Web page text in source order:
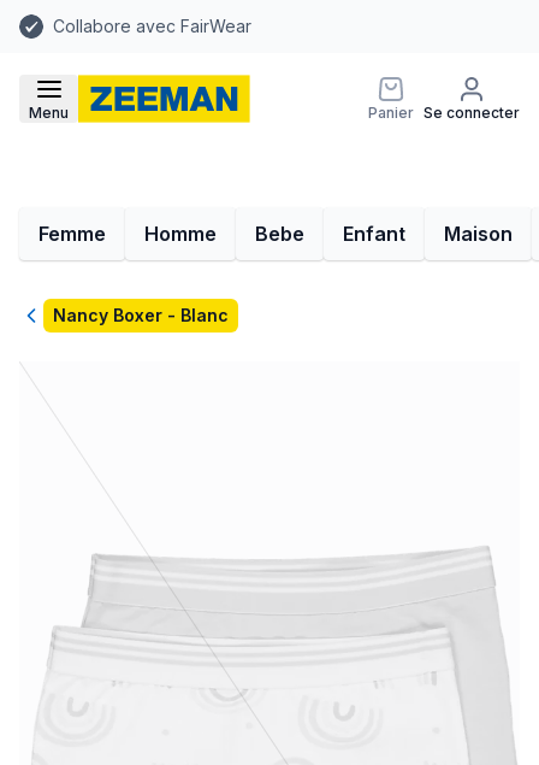
Collabore avec FairWear
Menu Panier Se connecter
Femme Homme Bebe Enfant Maison
RetourNancy Boxer - Blanc